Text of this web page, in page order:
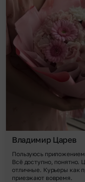
Владимир Царев
Пользуюсь
Всё доступно, понятно.
отличные. Курьеры как
приезжают вовремя.